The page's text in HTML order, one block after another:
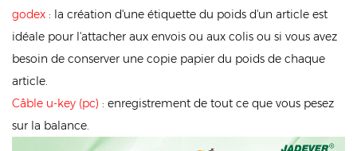
godex : la création d'une étiquette du poids d'un article est
idéale pour l'attacher aux envois ou aux colis ou si vous avez
besoin de conserver une copie papier du poids de chaque
article.
Câble u-key (pc) : enregistrement de tout ce que vous pesez
sur la balance.